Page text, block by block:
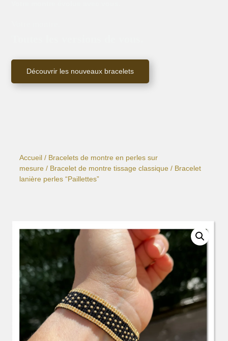
Découvrir les nouveaux bracelets
Accueil / Bracelets de montre en perles sur
mesure / Bracelet de montre tissage classique / Bracelet
lanière perles “Paillettes”